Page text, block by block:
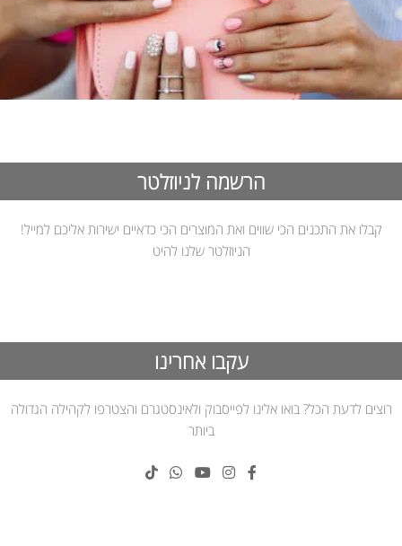
הרשמה לניוזלטר
קבלו את התכנים הכי שווים ואת המוצרים הכי כדאיים ישירות אליכם למייל!
הניוזלטר שלנו להיט
עקבו אחרינו
רוצים לדעת הכל? בואו אלינו לפייסבוק ולאינסטגרם והצטרפו לקהילה הגדולה
ביותר